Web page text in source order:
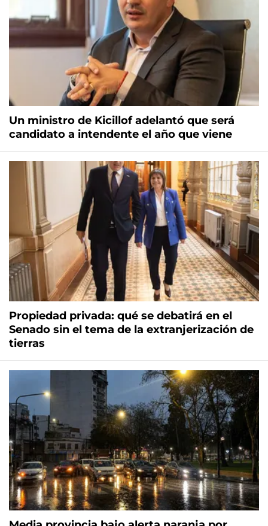
Un ministro de Kicillof adelantó que será
candidato a intendente el año que viene
Propiedad privada: qué se debatirá en el
Senado sin el tema de la extranjerización de
tierras